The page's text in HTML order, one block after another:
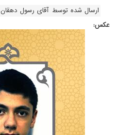
ارسال شده توسط آقای رسول دهقان
عکس: